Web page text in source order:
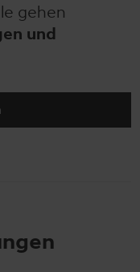
gehen
und